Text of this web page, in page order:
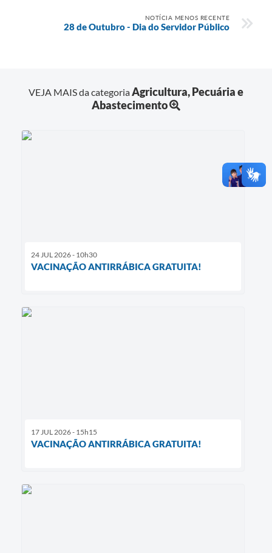
NOTÍCIA MENOS RECENTE
28 de Outubro - Dia do Servidor Público
VEJA MAIS da categoriaAgricultura, Pecuária e
Abastecimento
24 JUL 2026 - 10h30
VACINAÇÃO ANTIRRÁBICA GRATUITA!
17 JUL 2026 - 15h15
VACINAÇÃO ANTIRRÁBICA GRATUITA!